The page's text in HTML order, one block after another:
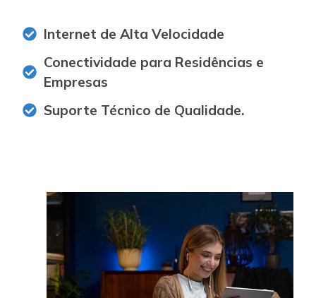
Internet de Alta Velocidade
Conectividade para Residências e
Empresas
Suporte Técnico de Qualidade.